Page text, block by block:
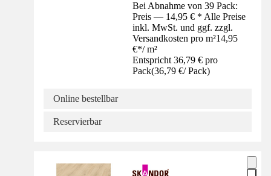
Bei Abnahme von 39 Pack:
Preis — 14,95 € * Alle Preise
inkl. MwSt. und ggf. zzgl.
Versandkosten pro m²14,95
€*/ m²
Entspricht 36,79 € pro
Pack(36,79 €/ Pack)
Online bestellbar
Reservierbar